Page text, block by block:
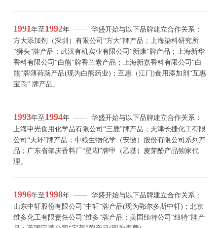
1991年至 1992年 —— 华盛开始与以下品牌建立合作关系：
方大添加剂（深圳）有限公司“方大”牌产品；上海染料研究所
“狮头”牌产品；武汉有机实业有限公司“新康”牌产品；上海新华
香料有限公司“白熊”牌香兰素产品；上海新嘉香料有限公司“白
熊”牌薄荷脑产品(现为白熊药业)；互惠（江门)食用添加剂“互惠
宝岛” 牌产品。
1993年至 1994年 —— 华盛开始与以下品牌建立合作关系：
上海申光食用化学品有限公司“三鹿”牌产品；天津长捷化工有限
公司“天环”牌产品；中粮生物化学（安徽）股份有限公司系列产
品；广东省肇庆香料厂“星湖”牌甲（乙基）麦芽酚产品独家代
理。
1996年至 1998年 —— 华盛开始与以下品牌建立合作关系：
山东中轩股份有限公司“中轩”牌产品(现为鄂尔多斯中轩)；北京
维多化工有限责任公司“维多”牌产品；美国纽特公司“纽特”牌产